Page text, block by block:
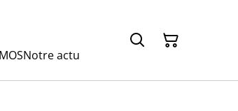
Notre actu